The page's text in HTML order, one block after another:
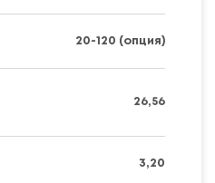
20-120 (опция)
26,56
3,20